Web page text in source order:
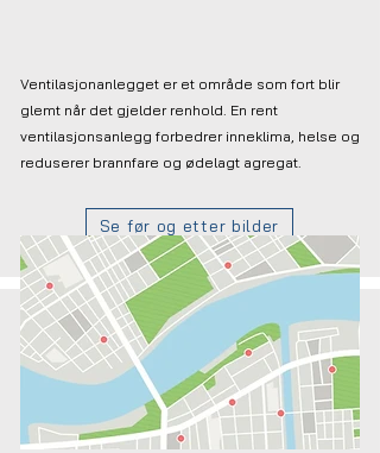
Ventilasjonanlegget er et område som fort blir
glemt når det gjelder renhold. En rent
ventilasjonsanlegg forbedrer inneklima, helse og
reduserer brannfare og ødelagt agregat.
Se før og etter bilder
Områder